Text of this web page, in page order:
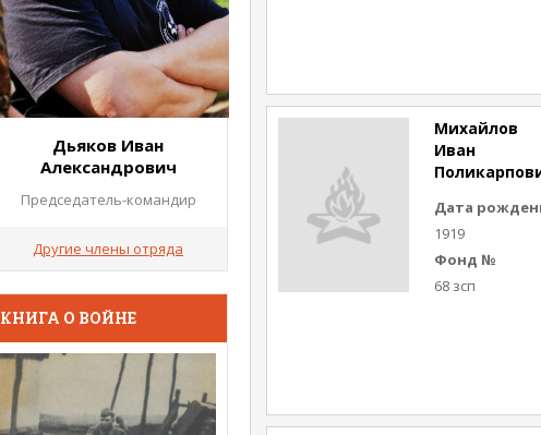
Михайлов
Иван
Дата
1919
Фонд №
68 зсп
Дьяков Иван
Александрович
Председатель-командир
Другие члены отряда
КНИГА О ВОЙНЕ